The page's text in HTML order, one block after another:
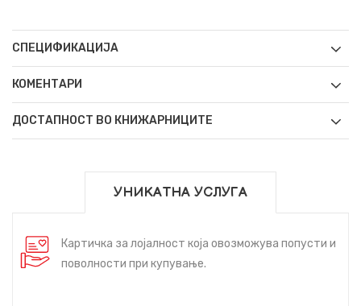
СПЕЦИФИКАЦИЈА
КОМЕНТАРИ
ДОСТАПНОСТ ВО КНИЖАРНИЦИТЕ
УНИКАТНА УСЛУГА
Картичка за лојалност која овозможува попусти и
поволности при купување.